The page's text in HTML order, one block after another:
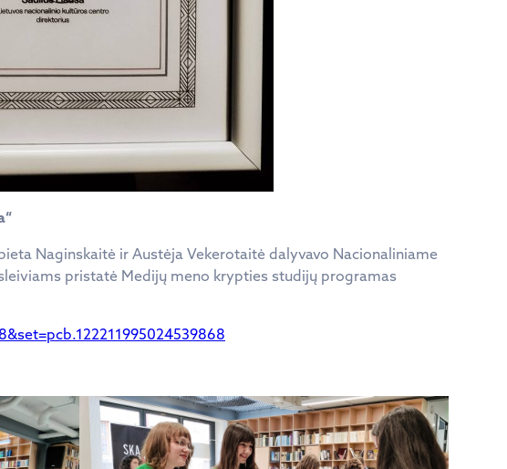
Naginskaitė ir Austėja Vekerotaitė dalyvavo Nacionaliniame
pristatė Medijų meno krypties studijų programas